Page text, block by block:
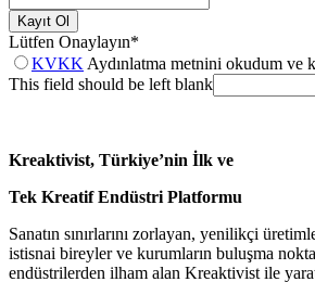
Kayıt Ol
Lütfen Onaylayın*
KVKK Aydınlatma metnini okudum ve
This field should be left blank
Kreaktivist, Türkiye’nin İlk ve
Tek Kreatif Endüstri Platformu
Sanatın sınırlarını zorlayan, yenilikçi
istisnai bireyler ve kurumların buluşma
endüstrilerden ilham alan Kreaktivist ile